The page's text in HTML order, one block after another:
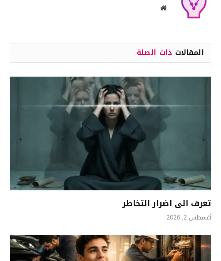
موقع
المقالات ذات الصلة
تعرف الى اضرار التخاطر
أغسطس 2, 2026